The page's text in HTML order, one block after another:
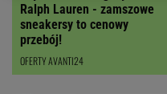
Ralph Lauren - zamszowe
sneakersy to cenowy
przebój!
OFERTY AVANTI24